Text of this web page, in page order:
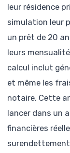
leur résidence
simulation leur
un prêt de 20
leurs
calcul inclut
et même les
notaire. Cette
lancer dans un
financières